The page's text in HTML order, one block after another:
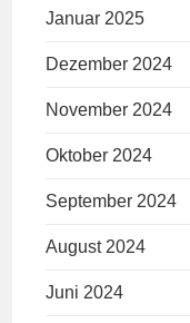
Januar 2025
Dezember 2024
November 2024
Oktober 2024
September 2024
August 2024
Juni 2024